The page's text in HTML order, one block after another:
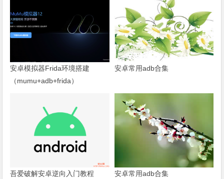
安卓模拟器Frida环境搭建
（mumu+adb+frida）
安卓常用adb合集
吾爱破解安卓逆向入门教程 安卓常用adb合集